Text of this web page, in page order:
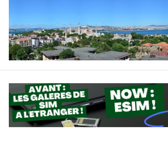
Blog voyage
Les derniers articles
Podcast
Préparer son voyage
Destinations